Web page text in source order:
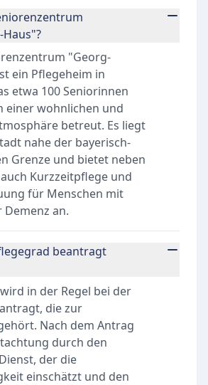
"Georg-
ein Pflegeheim in
etwa 100 Seniorinnen
einer wohnlichen und
betreut. Es liegt
nahe der bayerisch-
Grenze und bietet neben
Kurzzeitpflege und
für Menschen mit
an.
beantragt
in der Regel bei der
die zur
Nach dem Antrag
durch den
der die
einschätzt und den